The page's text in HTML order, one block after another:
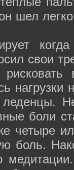
шел
свои
нагрузки
боли
четыре
боль.